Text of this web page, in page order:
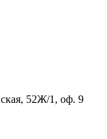
52Ж/1, оф. 9